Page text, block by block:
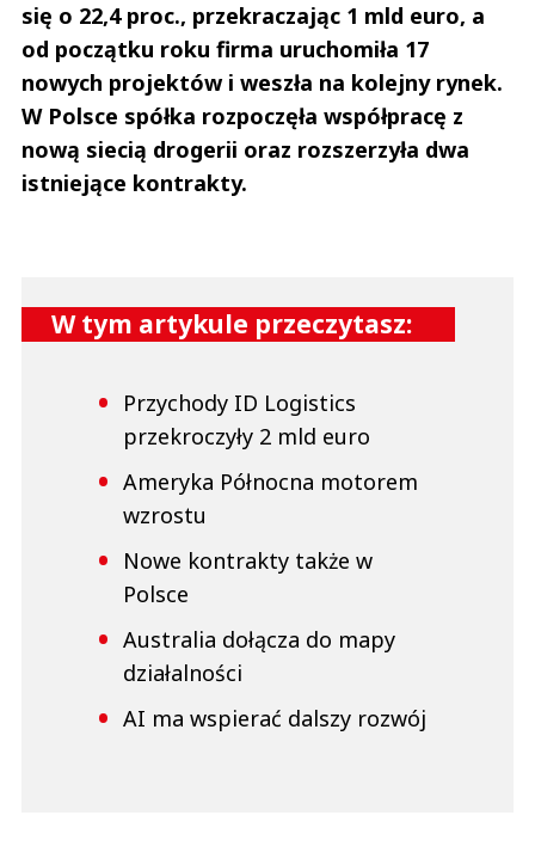
się o 22,4 proc., przekraczając 1 mld euro, a
od początku roku firma uruchomiła 17
nowych projektów i weszła na kolejny rynek.
W Polsce spółka rozpoczęła współpracę z
nową siecią drogerii oraz rozszerzyła dwa
istniejące kontrakty.
W tym artykule przeczytasz:
Przychody ID Logistics
przekroczyły 2 mld euro
Ameryka Północna motorem
wzrostu
Nowe kontrakty także w
Polsce
Australia dołącza do mapy
działalności
AI ma wspierać dalszy rozwój